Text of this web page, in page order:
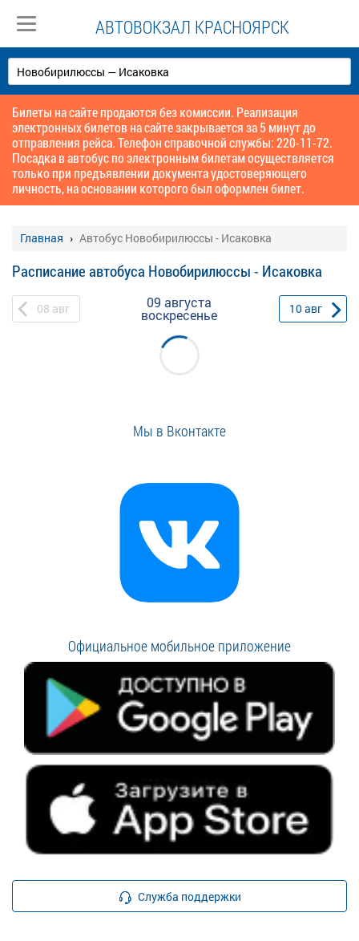
АВТОВОКЗАЛ КРАСНОЯРСК
Билеты на сайте продаются без комиссии. Реализация
электронных билетов на сайте закрывается за 5 минут до
отправления рейса. Телефон справочной службы: 220-11-72.
Посадка в автобус по электронным билетам осуществляется
только при предъявлении документа удостоверяющего
личность, на основании которого был оформлен билет.
Главная Автобус Новобирилюссы - Исаковка
Расписание автобуса Новобирилюссы - Исаковка
08 авг 09 августа
воскресенье 10авг
Мы в Вконтакте
Официальное мобильное приложение
Служба поддержки